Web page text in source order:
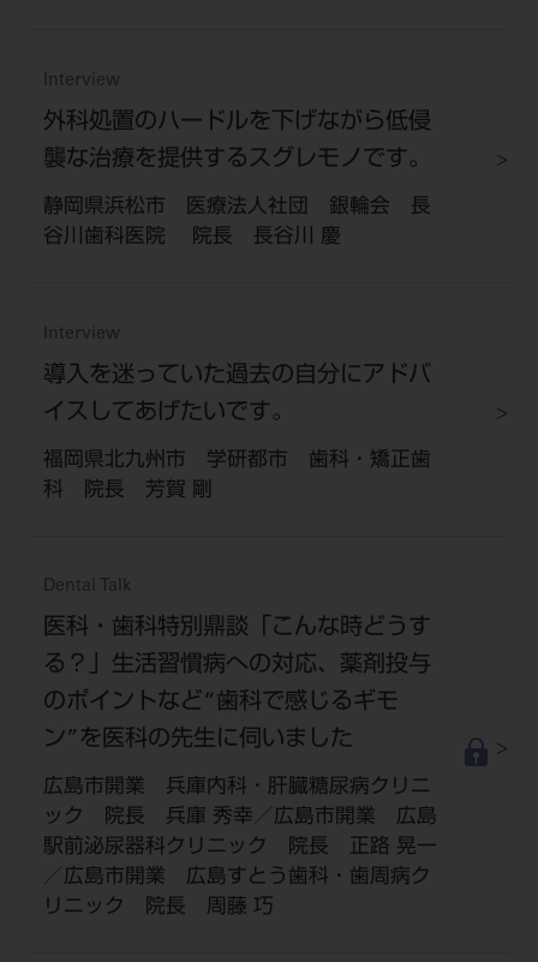
Interview
外科処置のハードルを下げながら低侵
襲な治療を提供するスグレモノです。
静岡県浜松市 医療法人社団 銀輪会 長
谷川歯科医院 院長 長谷川 慶
Interview
導入を迷っていた過去の自分にアドバ
イスしてあげたいです。
福岡県北九州市 学研都市 歯科・矯正歯
科 院長 芳賀 剛
Dental Talk
医科・歯科特別鼎談「こんな時どうす
る？」生活習慣病への対応、薬剤投与
のポイントなど“歯科で感じるギモ
ン”を医科の先生に伺いました
広島市開業 兵庫内科・肝臓糖尿病クリニ
ック 院長 兵庫 秀幸／広島市開業 広島
駅前泌尿器科クリニック 院長 正路 晃一
／広島市開業 広島すとう歯科・歯周病ク
リニック 院長 周藤 巧